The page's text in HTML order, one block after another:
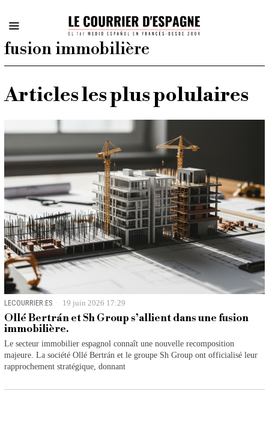
fusion immobilière
Articles les plus polulaires
LECOURRIER.ES 19 juin 2026 17:29
Ollé Bertrán et Sh Group s’allient dans une fusion
immobilière.
Le secteur immobilier espagnol connaît une nouvelle recomposition
majeure. La société Ollé Bertrán et le groupe Sh Group ont officialisé leur
rapprochement stratégique, donnant